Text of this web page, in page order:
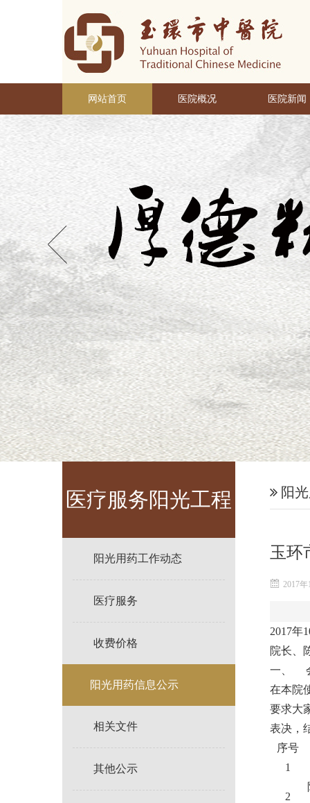
网站首页 医院概况 医院新闻
医疗服务阳光工程
阳光用药工作动态
医疗服务
收费价格
阳光用药信息公示
相关文件
其他公示
阳
玉环
2017
2017年
院长、
一、 会
在本院
要求大
表决，
序号
1
2